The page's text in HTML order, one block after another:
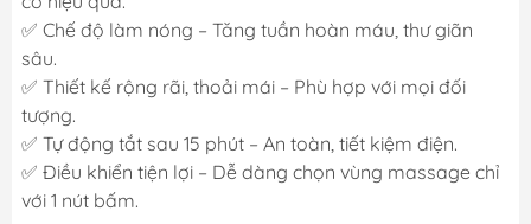
✅ Chế độ làm nóng – Tăng tuần hoàn máu, thư giãn
sâu.
✅ Thiết kế rộng rãi, thoải mái – Phù hợp với mọi đối
tượng.
✅ Tự động tắt sau 15 phút – An toàn, tiết kiệm điện.
✅ Điều khiển tiện lợi – Dễ dàng chọn vùng massage chỉ
với 1 nút bấm.